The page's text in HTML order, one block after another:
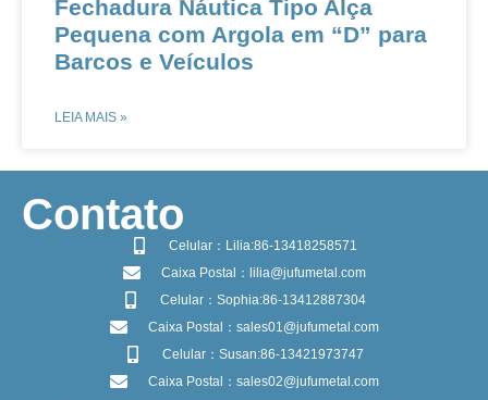
Fechadura Náutica Tipo Alça
Pequena com Argola em “D” para
Barcos e Veículos​​
LEIA MAIS »
​Contato
Celular：Lilia:86-13418258571
Caixa Postal：lilia@jufumetal.com
Celular：Sophia:86-13412887304
Caixa Postal：sales01@jufumetal.com
Celular：Susan:86-13421973747
Caixa Postal：sales02@jufumetal.com